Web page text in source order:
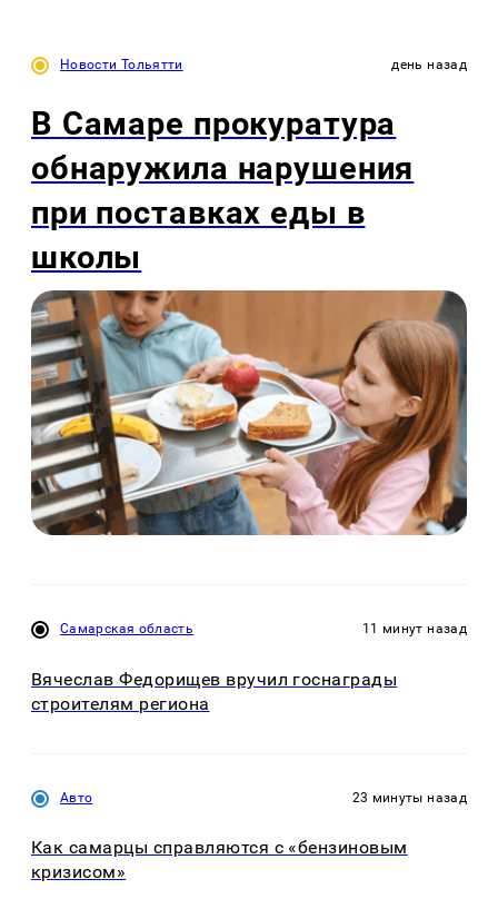
Новости Тольятти день назад
В Самаре прокуратура
обнаружила нарушения
при поставках еды в
школы
Самарская область 11 минут назад
Вячеслав Федорищев вручил госнаграды
строителям региона
Авто 23 минуты назад
Как самарцы справляются с «бензиновым
кризисом»